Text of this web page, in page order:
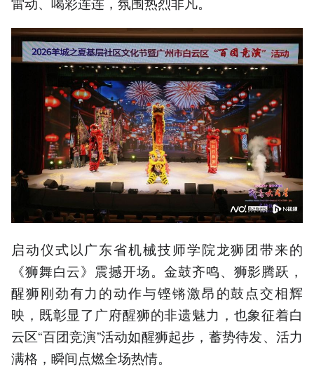
启动仪式以广东省机械技师学院龙狮团带来的
《狮舞白云》震撼开场。金鼓齐鸣、狮影腾跃，
醒狮刚劲有力的动作与铿锵激昂的鼓点交相辉
映，既彰显了广府醒狮的非遗魅力，也象征着白
云区“百团竞演”活动如醒狮起步，蓄势待发、活力
满格，瞬间点燃全场热情。